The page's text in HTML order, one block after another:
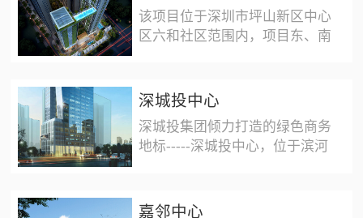
㎡）时尚风情沿街商业；楼下即
享立上综合体繁华商业配套（规
划中），临近湿地公园、清湖公
育馆（规划中）、深圳书城龙华
城（在建中），以深圳发展潜力
的区域占位，稀缺的地段，尽享
积10.41万㎡，包含五栋建筑：
象钜作，拟将其打造成坪山首席
标杆豪宅。中心公馆总占地面积
142795.18㎡、商业8897.34㎡、
公寓42016.9㎡、幼儿园2001.06
㎡；住宅共1328套，保障房共
该项目位于深圳市坪山新区中心
区六和社区范围内，项目东、南
内，更新单元涉及一坊、二坊及
地面积约为58681平方米，计容
建筑面积为323820平方米，容
米），商业42800平方米，商务
深城投中心
深城投集团倾力打造的绿色商务
地标-----深城投中心，位于滨河
甲级写字楼及商业配套的综合体
嘉邻中心